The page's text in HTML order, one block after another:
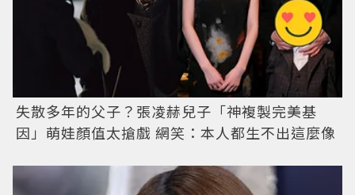
失散多年的父子？張凌赫兒子「神複製完美基
因」萌娃顏值太搶戲 網笑：本人都生不出這麼像